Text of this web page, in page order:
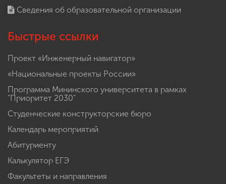
Сведения об образовательной организации
Быстрые ссылки
Проект «Инженерный навигатор»
«Национальные проекты России»
Программа Мининского университета в рамках
"Приоритет 2030"
Студенческие конструкторские бюро
Календарь мероприятий
Абитуриенту
Калькулятор ЕГЭ
Факультеты и направления